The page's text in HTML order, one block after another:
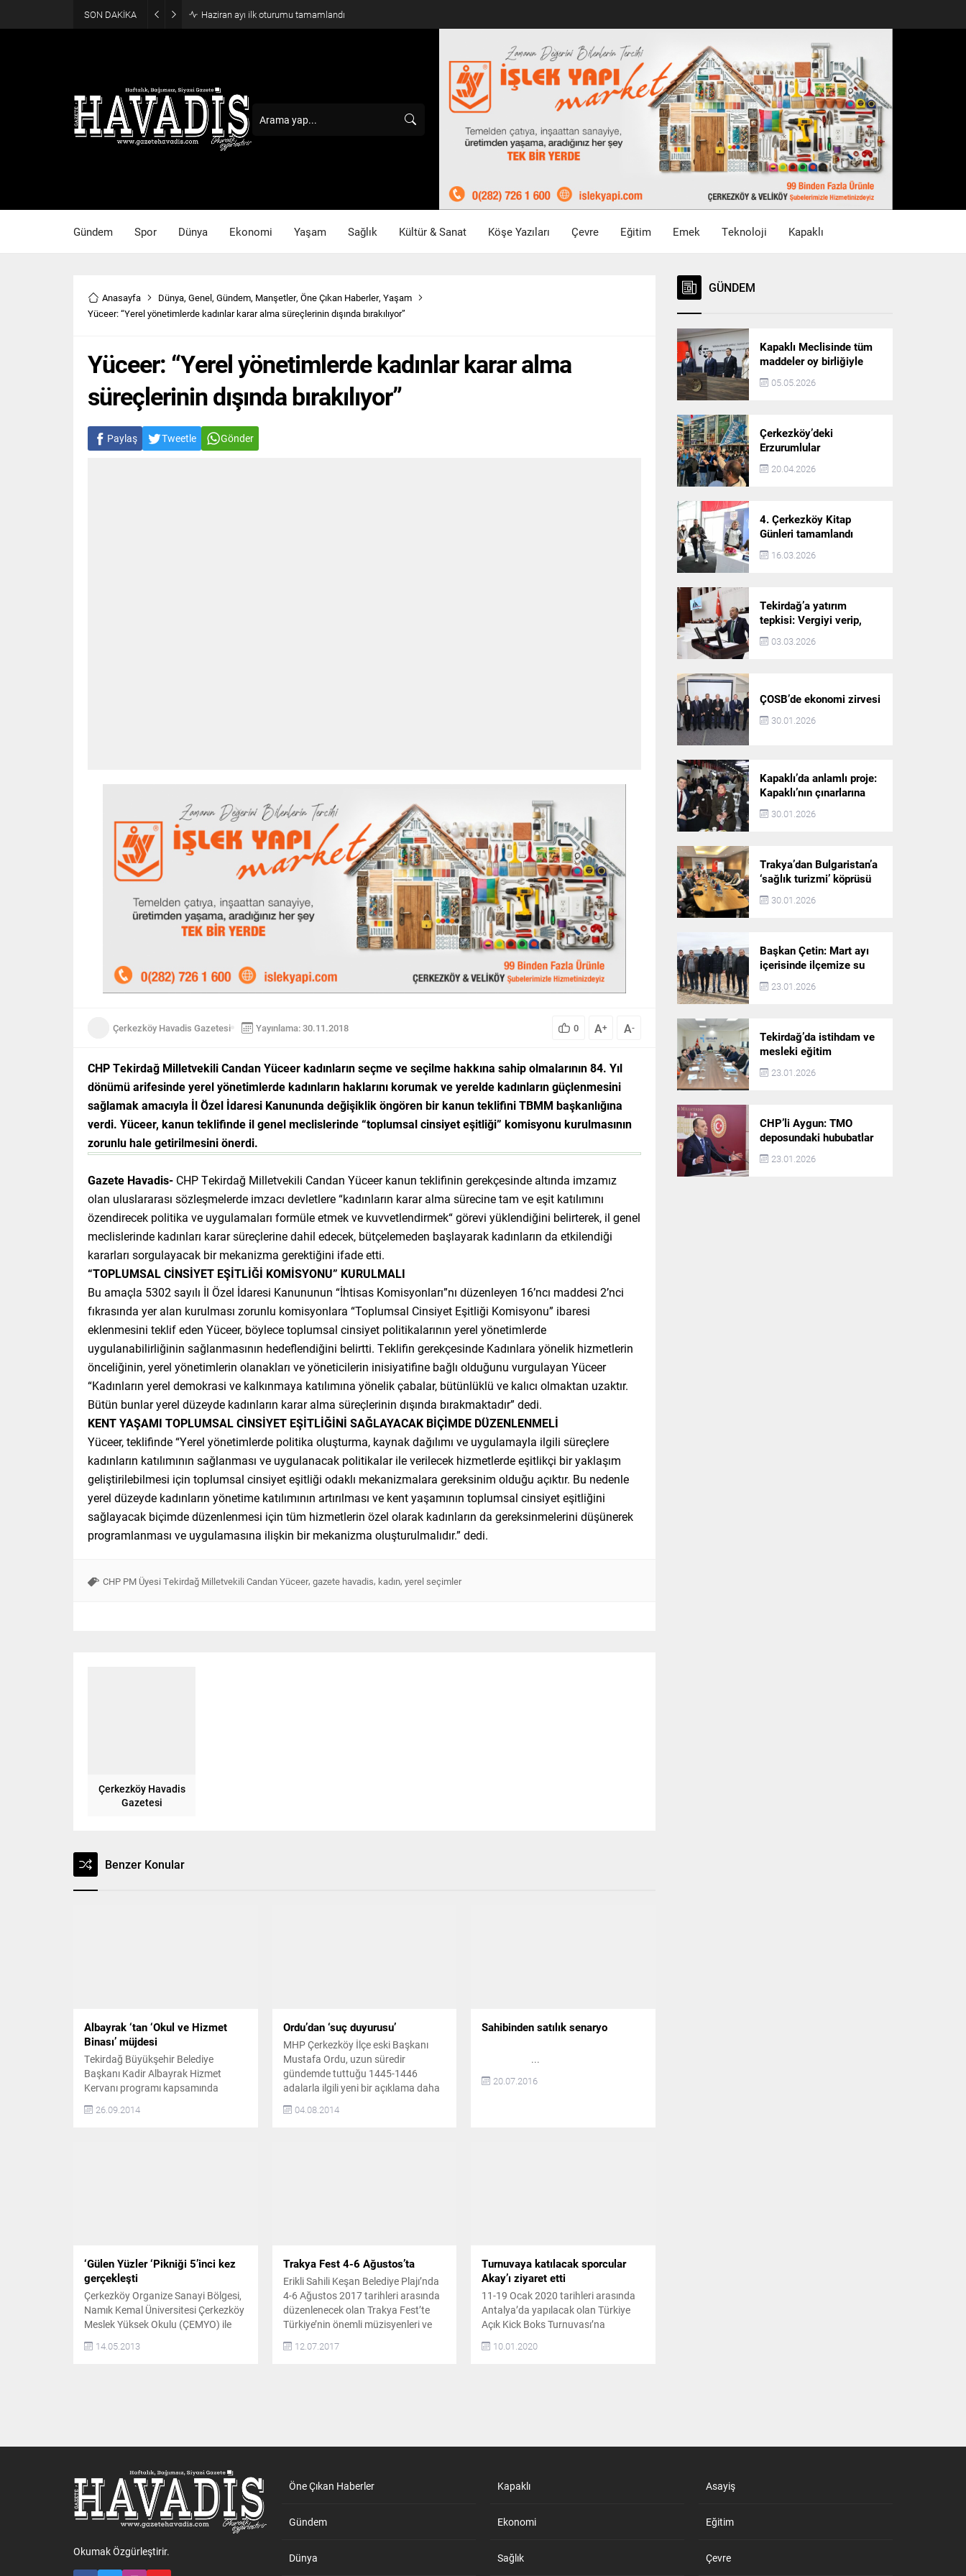
SON DAKİKA Haziran ayı ilk oturumu tamamlandı
Gündem Spor Dünya Ekonomi Yaşam Sağlık Kültür & Sanat Köşe Yazıları Çevre Eğitim Emek Teknoloji Kapaklı
Anasayfa Dünya, Genel, Gündem, Manşetler, Öne Çıkan Haberler, Yaşam
Yüceer: “Yerel yönetimlerde kadınlar karar alma süreçlerinin dışında bırakılıyor”
Yüceer: “Yerel yönetimlerde kadınlar karar alma
süreçlerinin dışında bırakılıyor”
Paylaş Tweetle Gönder
Çerkezköy Havadis Gazetesi Yayınlama: 30.11.2018 0 A+ A-
CHP Tekirdağ Milletvekili Candan Yüceer kadınların seçme ve seçilme hakkına sahip olmalarının 84. Yıl
dönümü arifesinde yerel yönetimlerde kadınların haklarını korumak ve yerelde kadınların güçlenmesini
sağlamak amacıyla İl Özel İdaresi Kanununda değişiklik öngören bir kanun teklifini TBMM başkanlığına
verdi. Yüceer, kanun teklifinde il genel meclislerinde “toplumsal cinsiyet eşitliği” komisyonu kurulmasının
zorunlu hale getirilmesini önerdi.
Gazete Havadis- CHP Tekirdağ Milletvekili Candan Yüceer kanun teklifinin gerekçesinde altında imzamız
olan uluslararası sözleşmelerde imzacı devletlere “kadınların karar alma sürecine tam ve eşit katılımını
özendirecek politika ve uygulamaları formüle etmek ve kuvvetlendirmek“ görevi yüklendiğini belirterek, il genel
meclislerinde kadınları karar süreçlerine dahil edecek, bütçelemeden başlayarak kadınların da etkilendiği
kararları sorgulayacak bir mekanizma gerektiğini ifade etti.
“TOPLUMSAL CİNSİYET EŞİTLİĞİ KOMİSYONU” KURULMALI
Bu amaçla 5302 sayılı İl Özel İdaresi Kanununun “İhtisas Komisyonları”nı düzenleyen 16’ncı maddesi 2’nci
fıkrasında yer alan kurulması zorunlu komisyonlara “Toplumsal Cinsiyet Eşitliği Komisyonu” ibaresi
eklenmesini teklif eden Yüceer, böylece toplumsal cinsiyet politikalarının yerel yönetimlerde
uygulanabilirliğinin sağlanmasının hedeflendiğini belirtti. Teklifin gerekçesinde Kadınlara yönelik hizmetlerin
önceliğinin, yerel yönetimlerin olanakları ve yöneticilerin inisiyatifine bağlı olduğunu vurgulayan Yüceer
“Kadınların yerel demokrasi ve kalkınmaya katılımına yönelik çabalar, bütünlüklü ve kalıcı olmaktan uzaktır.
Bütün bunlar yerel düzeyde kadınların karar alma süreçlerinin dışında bırakmaktadır” dedi.
KENT YAŞAMI TOPLUMSAL CİNSİYET EŞİTLİĞİNİ SAĞLAYACAK BİÇİMDE DÜZENLENMELİ
Yüceer, teklifinde “Yerel yönetimlerde politika oluşturma, kaynak dağılımı ve uygulamayla ilgili süreçlere
kadınların katılımının sağlanması ve uygulanacak politikalar ile verilecek hizmetlerde eşitlikçi bir yaklaşım
geliştirilebilmesi için toplumsal cinsiyet eşitliği odaklı mekanizmalara gereksinim olduğu açıktır. Bu nedenle
yerel düzeyde kadınların yönetime katılımının artırılması ve kent yaşamının toplumsal cinsiyet eşitliğini
sağlayacak biçimde düzenlenmesi için tüm hizmetlerin özel olarak kadınların da gereksinmelerini düşünerek
programlanması ve uygulamasına ilişkin bir mekanizma oluşturulmalıdır.” dedi.
CHP PM Üyesi Tekirdağ Milletvekili Candan Yüceer, gazete havadis, kadın, yerel seçimler
Çerkezköy Havadis
Gazetesi
Benzer Konular
Albayrak ‘tan ‘Okul ve Hizmet
Binası’ müjdesi
Tekirdağ Büyükşehir Belediye
Başkanı Kadir Albayrak Hizmet
Kervanı programı kapsamında
Çerkezköy’e geldi. İlk ziyaretini
Belediye Başkanı Vahap Akay ile
26.09.2014
Ordu’dan ‘suç duyurusu’
MHP Çerkezköy İlçe eski Başkanı
Mustafa Ordu, uzun süredir
gündemde tuttuğu 1445-1446
adalarla ilgili yeni bir açıklama daha
yaparken, konuyla ilgili olarak birçok
isim hakkında cumhuriyet savcılığına
04.08.2014
Sahibinden satılık senaryo
...
20.07.2016
‘Gülen Yüzler ‘Pikniği 5’inci kez
gerçekleşti
Çerkezköy Organize Sanayi Bölgesi,
Namık Kemal Üniversitesi Çerkezköy
Meslek Yüksek Okulu (ÇEMYO) ile
Türkiye Sakatlar Derneği Çerkezköy
Şubesi tarafından bu yıl 5’ncisi
14.05.2013
Trakya Fest 4-6 Ağustos’ta
Erikli Sahili Keşan Belediye Plajı’nda
4-6 Ağustos 2017 tarihleri arasında
düzenlenecek olan Trakya Fest’te
Türkiye’nin önemli müzisyenleri ve
grupları müzikseverlerle buluşacak.
ÜNLÜ İSİMLER SAHNE ALACAK 4-6
12.07.2017
Turnuvaya katılacak sporcular
Akay’ı ziyaret etti
11-19 Ocak 2020 tarihleri arasında
Antalya’da yapılacak olan Türkiye
Açık Kick Boks Turnuvası’na
katılacak Oğuz Güzel Spor Kulübü
sporcuları Çerkezköy Belediye
10.01.2020
GÜNDEM
Kapaklı Meclisinde tüm
maddeler oy birliğiyle
karara bağlandı
05.05.2026
Çerkezköy’deki
Erzurumlular
şampiyonluğu kutladı
20.04.2026
4. Çerkezköy Kitap
Günleri tamamlandı
16.03.2026
Tekirdağ’a yatırım
tepkisi: Vergiyi verip,
hizmet almayan bir iliz
03.03.2026
ÇOSB’de ekonomi zirvesi
30.01.2026
Kapaklı’da anlamlı proje:
Kapaklı’nın çınarlarına
dijital vefa köprüsü
30.01.2026
Trakya’dan Bulgaristan’a
‘sağlık turizmi’ köprüsü
30.01.2026
Başkan Çetin: Mart ayı
içerisinde ilçemize su
akışı başlatılacak
23.01.2026
Tekirdağ’da istihdam ve
mesleki eğitim
politikaları değerlendirildi
23.01.2026
CHP’li Aygun: TMO
deposundaki hububatlar
çalındı!
23.01.2026
Okumak Özgürleştirir.
Öne Çıkan Haberler
Gündem
Dünya
Kapaklı
Ekonomi
Sağlık
Asayiş
Eğitim
Çevre